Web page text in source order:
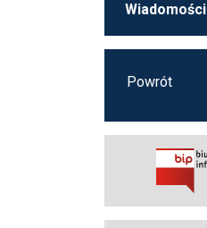
Wiadomości
Powrót